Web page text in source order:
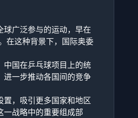
广泛参与的运动，早在
在这种背景下，国际奥委
中国在乒乓球项目上的统
进一步推动各国间的竞争
，吸引更多国家和地区
一战略中的重要组成部